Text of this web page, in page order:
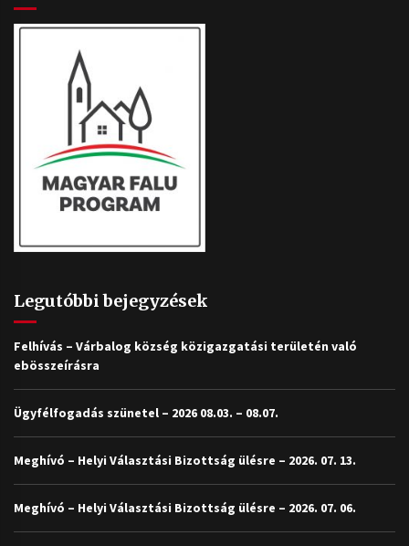
Legutóbbi bejegyzések
Felhívás – Várbalog község közigazgatási területén való
ebösszeírásra
Ügyfélfogadás szünetel – 2026 08.03. – 08.07.
Meghívó – Helyi Választási Bizottság ülésre – 2026. 07. 13.
Meghívó – Helyi Választási Bizottság ülésre – 2026. 07. 06.